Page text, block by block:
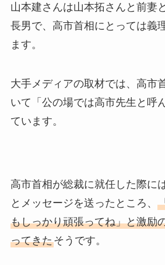
山本建さんは山本拓さんと前妻
長男で、高市首相にとっては義
ます。
大手メディアの取材では、高市
いて「公の場では高市先生と呼
ています。
高市首相が総裁に就任した際に
とメッセージを送ったところ、
もしっかり頑張ってね」と激励
ってきたそうです。